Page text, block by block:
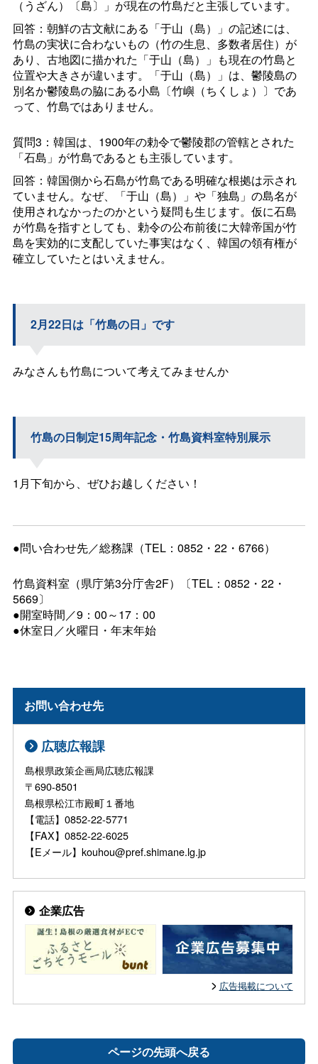
（うざん）〔島〕」が現在の竹島だと主張しています。
回答：朝鮮の古文献にある「于山（島）」の記述には、
竹島の実状に合わないもの（竹の生息、多数者居住）が
あり、古地図に描かれた「于山（島）」も現在の竹島と
位置や大きさが違います。「于山（島）」は、鬱陵島の
別名か鬱陵島の脇にある小島〔竹嶼（ちくしょ）〕であ
って、竹島ではありません。
質問3：韓国は、1900年の勅令で鬱陵郡の管轄とされた
「石島」が竹島であるとも主張しています。
回答：韓国側から石島が竹島である明確な根拠は示され
ていません。なぜ、「于山（島）」や「独島」の島名が
使用されなかったのかという疑問も生じます。仮に石島
が竹島を指すとしても、勅令の公布前後に大韓帝国が竹
島を実効的に支配していた事実はなく、韓国の領有権が
確立していたとはいえません。
2月22日は「竹島の日」です
みなさんも竹島について考えてみませんか
竹島の日制定15周年記念・竹島資料室特別展示
1月下旬から、ぜひお越しください！
●問い合わせ先／総務課（TEL：0852・22・6766）
竹島資料室（県庁第3分庁舎2F）〔TEL：0852・22・
5669〕
●開室時間／9：00～17：00
●休室日／火曜日・年末年始
お問い合わせ先
広聴広報課
島根県政策企画局広聴広報課
〒690-8501
島根県松江市殿町１番地
【電話】0852-22-5771
【FAX】0852-22-6025
【Eメール】kouhou@pref.shimane.lg.jp
企業広告
広告掲載について
ページの先頭へ戻る